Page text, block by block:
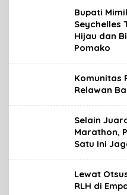
Bupati
Seychelles
Hijau dan
Pomako
Komunitas
Relawan
Selain
Marathon,
Satu Ini
Lewat
RLH di